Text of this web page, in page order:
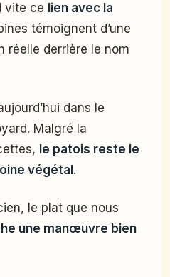
vite ce lien avec la
témoignent d’une
réelle derrière le nom
dans le
Malgré la
le patois reste le
végétal .
le plat que nous
une manœuvre bien